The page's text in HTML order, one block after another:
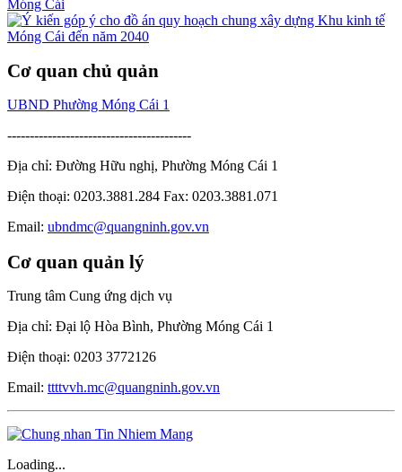
Cơ quan chủ quản
UBND Phường Móng Cái 1
-----------------------------------------
Địa chỉ: Đường Hữu nghị, Phường Móng Cái 1
Điện thoại: 0203.3881.284 Fax: 0203.3881.071
Email: ubndmc@quangninh.gov.vn
Cơ quan quản lý
Trung tâm Cung ứng dịch vụ
Địa chỉ: Đại lộ Hòa Bình, Phường Móng Cái 1
Điện thoại: 0203 3772126
Email: ttttvvh.mc@quangninh.gov.vn
Loading...